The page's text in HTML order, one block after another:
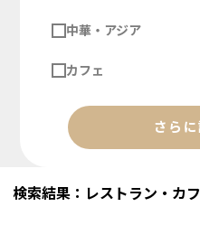
中華・アジア
カフェ
さら
検索結果：レストラン・カ